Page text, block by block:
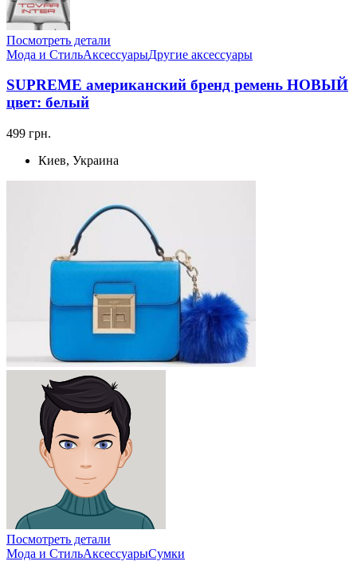
Посмотреть детали
Мода и СтильАксессуарыДругие аксессуары
SUPREME американский бренд ремень НОВЫЙ
цвет: белый
499 грн.
Киев, Украина
Посмотреть детали
Мода и СтильАксессуарыСумки